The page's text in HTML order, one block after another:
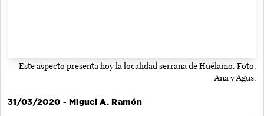
Este aspecto presenta hoy la localidad serrana de Huélamo. Foto:
Ana y Agus.
31/03/2020 - Miguel A. Ramón